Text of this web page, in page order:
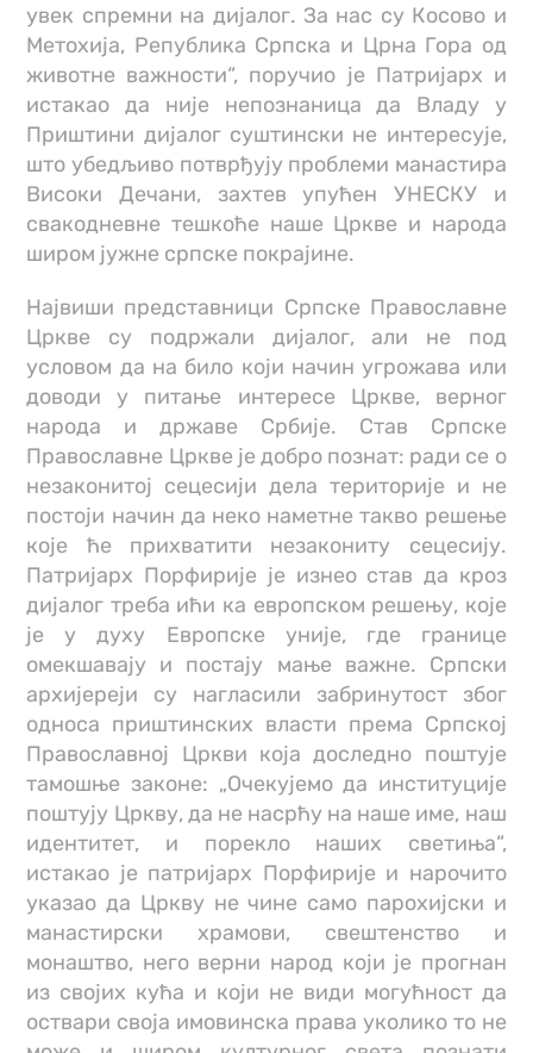
увек спремни на дијалог. За нас су Косово и
Метохија, Република Српска и Црна Гора од
животне важности“, поручио је Патријарх и
истакао да није непознаница да Владу у
Приштини дијалог суштински не интересује,
што убедљиво потврђују проблеми манастира
Високи Дечани, захтев упућен УНЕСКУ и
свакодневне тешкоће наше Цркве и народа
широм јужне српске покрајине.
Највиши представници Српске Православне
Цркве су подржали дијалог, али не под
условом да на било који начин угрожава или
доводи у питање интересе Цркве, верног
народа и државе Србије. Став Српске
Православне Цркве је добро познат: ради се о
незаконитој сецесији дела територије и не
постоји начин да неко наметне такво решење
које ће прихватити незакониту сецесију.
Патријарх Порфирије је изнео став да кроз
дијалог треба ићи ка европском решењу, које
је у духу Европске уније, где границе
омекшавају и постају мање важне. Српски
архијереји су нагласили забринутост због
односа приштинских власти према Српској
Православној Цркви која доследно поштује
тамошње законе: „Очекујемо да институције
поштују Цркву, да не насрћу на наше име, наш
идентитет, и порекло наших светиња“,
истакaо је патријарх Порфирије и нарочито
указао да Цркву не чине само парохијски и
манастирски храмови, свештенство и
монаштво, него верни народ који је прогнан
из својих кућа и који не види могућност да
оствари своја имовинска права уколико то не